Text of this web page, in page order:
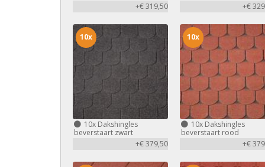
+€ 319,50
+€
10x Dakshingles
beverstaart zwart
+€ 379,50
10x
10xDakshingles
beverstaart rood
+€
10x